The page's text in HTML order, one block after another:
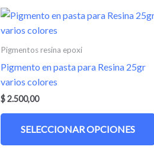
Pigmentos resina epoxi
Pigmento en pasta para Resina 25gr
varios colores
$2.500,00
SELECCIONAR OPCIONES